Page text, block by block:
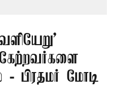
- பிரதமர் மோடி